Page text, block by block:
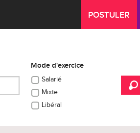
POSTULER
Mode d'exercice
Salarié
Mixte
Libéral